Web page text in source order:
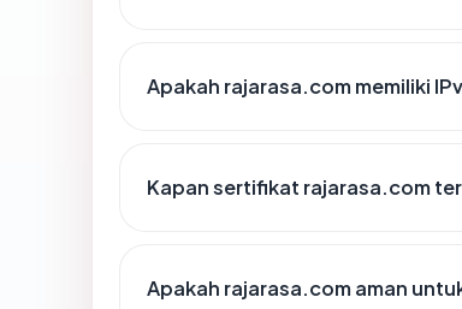
Apakah rajarasa.com memiliki
Kapan sertifikat rajarasa.com
Apakah rajarasa.com aman